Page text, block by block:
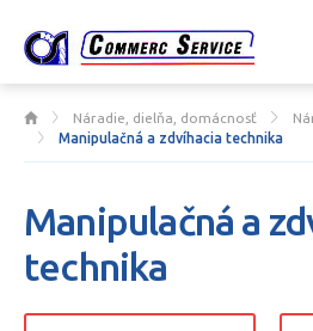
Náradie, dielňa, domácnosť
Manipulačná a zdvíhacia technika
Manipulačná a
technika